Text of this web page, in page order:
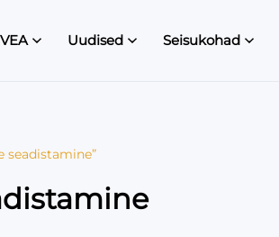
Uudised Seisukohad
seadistamine”